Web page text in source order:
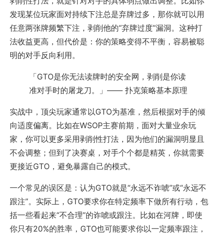
发现某位玩家面对持续下注总是弃牌过多，那你就可以用
任意两张牌频繁下注，剥削他的“弃牌过度”漏洞。这种打
法收益更高，但代价是：你的策略变得不平衡，容易被聪
明的对手反向利用。
「GTO是你无法读牌时的安全网，剥削是你读
准对手时的屠龙刀。」—— 扑克策略基本原理
实战中，顶尖玩家通常以GTO为基准，然后根据对手的倾
向适度偏离。比如在WSOP主赛前期，面对大量业余玩
家，你可以更多采用剥削性打法，因为他们的漏洞明显且
不会调整；但到了决赛桌，对手个个都是精英，你就需要
更接近GTO，避免暴露自己的模式。
一个常见的误区是：认为GTO就是“永远不诈唬”或“永远不
跟注”。实际上，GTO要求你在特定频率下做所有行动，包
括一些看起来“不合理”的诈唬或跟注。比如在河牌，即使
你只有20%的胜率，GTO也可能要求你以一定频率跟注，